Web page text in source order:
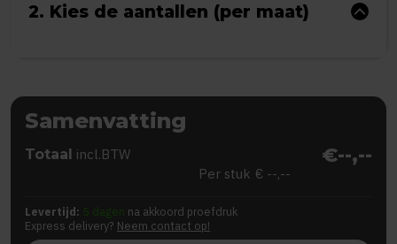
2. Kies de aantallen (per maat)
Samenvatting
Totaal incl.BTW €--,--
Per stuk € --,--
Levertijd: 5 dagen na akkoord proefdruk
Express delivery? Neem contact op!